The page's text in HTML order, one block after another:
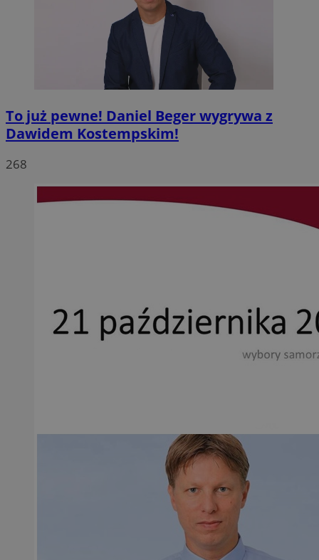
To już pewne! Daniel Beger wygrywa z
Dawidem Kostempskim!
268